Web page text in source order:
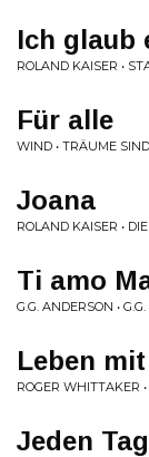
Ich glaub
ROLAND KAISER •
Für alle
WIND • TRÄUME
Joana
ROLAND KAISER •
Ti amo
G.G. ANDERSON •
Leben
ROGER WHITTAKER
Jeden